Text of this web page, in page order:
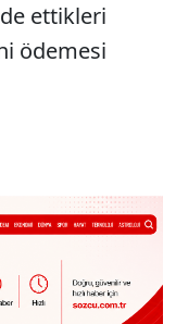
ettikleri
ödemesi